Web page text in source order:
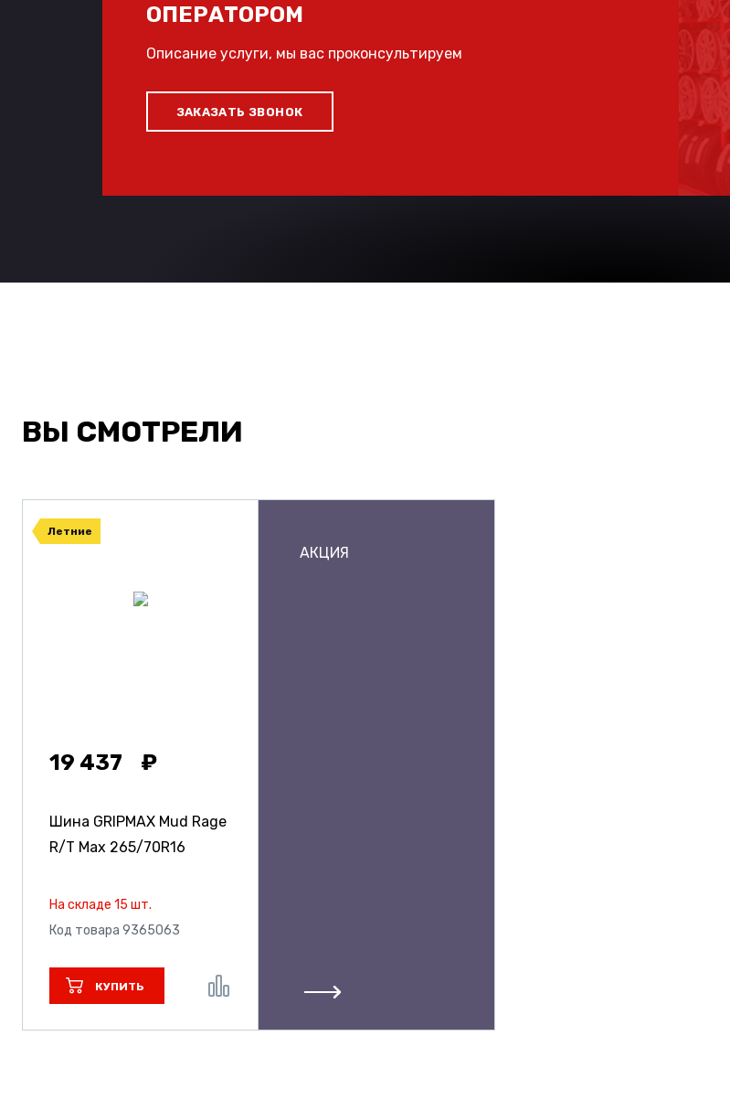
ОПЕРАТОРОМ
Описание услуги, мы вас проконсультируем
ЗАКАЗАТЬ ЗВОНОК
ВЫ СМОТРЕЛИ
Летние
19 437
Шина GRIPMAX Mud Rage
R/T Max 265/70R16
На складе 15 шт.
Код товара 9365063
КУПИТЬ
АКЦИЯ